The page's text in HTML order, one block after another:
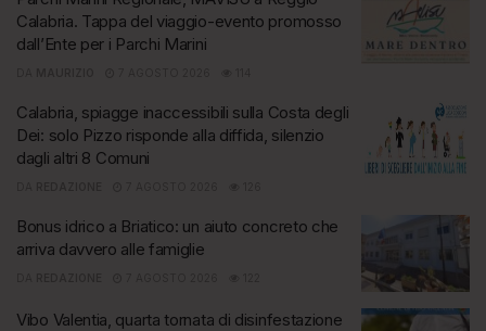
Calabria. Tappa del viaggio-evento promosso
dall’Ente per i Parchi Marini
Calabria, spiagge inaccessibili sulla Costa degli
Dei: solo Pizzo risponde alla diffida, silenzio
dagli altri 8 Comuni
Bonus idrico a Briatico: un aiuto concreto che
arriva davvero alle famiglie
Vibo Valentia, quarta tornata di disinfestazione